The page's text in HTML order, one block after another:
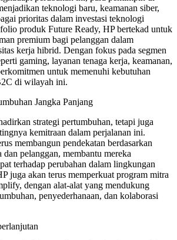
teknologi baru, keamanan siber,
prioritas dalam investasi teknologi
produk Future Ready, HP bertekad untuk
premium bagi pelanggan dalam
kerja hibrid. Dengan fokus pada segmen
gaming, layanan tenaga kerja, keamanan,
untuk memenuhi kebutuhan
di wilayah ini.
Jangka Panjang
strategi pertumbuhan, tetapi juga
kemitraan dalam perjalanan ini.
membangun pendekatan berdasarkan
pelanggan, membantu mereka
terhadap perubahan dalam lingkungan
juga akan terus memperkuat program mitra
dengan alat-alat yang mendukung
penyederhanaan, dan kolaborasi